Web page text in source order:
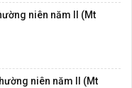
niên năm II (Mt
niên năm II (Mt